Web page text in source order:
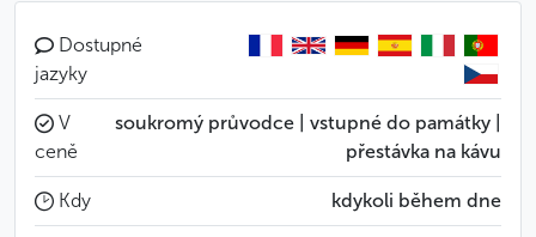
Průvodce hosty vyzvedne přímo v hotelu nebo na
předem domluveném místě a přizpůsobí tempo i styl
prohlídky konkrétní skupině. Někdo ocení historii
a architekturu, jiný spíše atmosféru města, místní
souvislosti nebo neformálnější tempo. Díky
soukromému formátu lze vše přirozeně přizpůsobit
Dostupné
jazyky
V
ceně
soukromý průvodce | vstupné do památky |
přestávka na kávu
Kdy kdykoli během dne